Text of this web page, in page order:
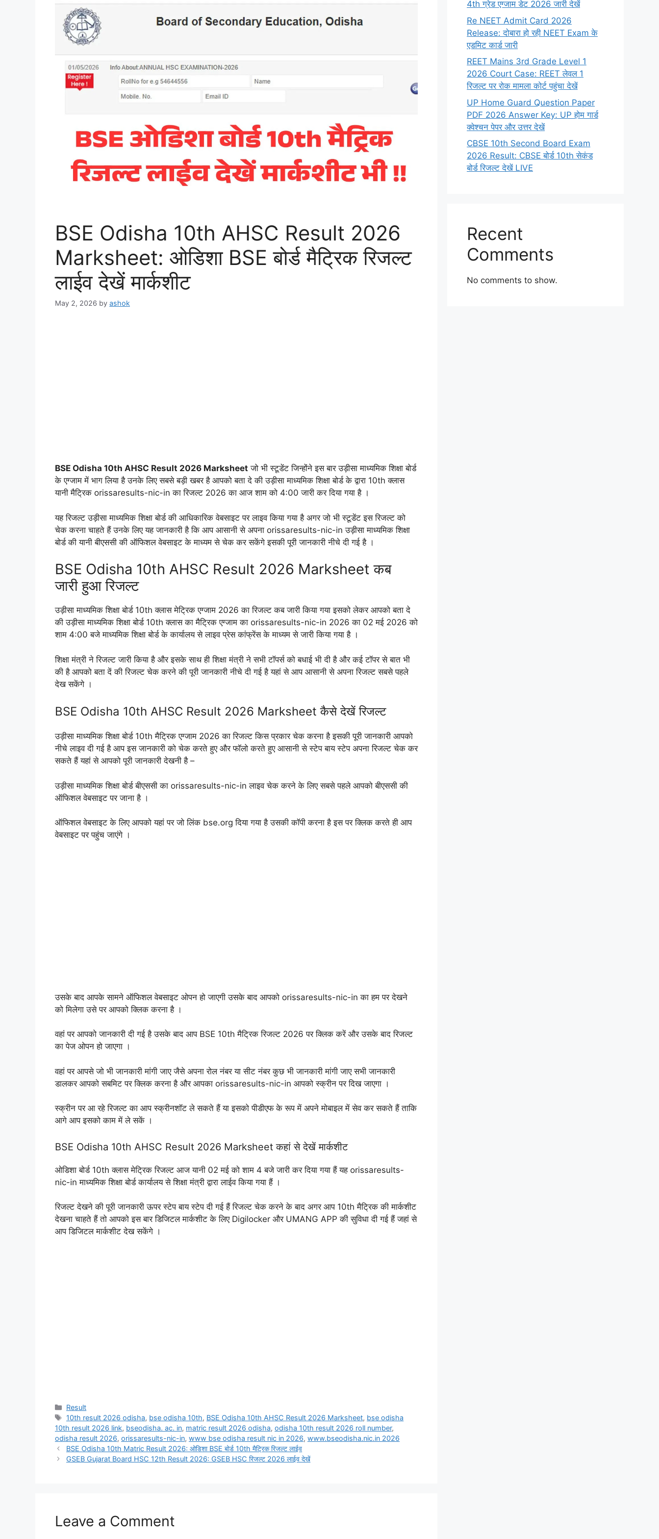
BSE Odisha 10th AHSC Result 2026
Marksheet: ओडिशा BSE बोर्ड मैट्रिक रिजल्ट
लाईव देखें मार्कशीट
May 2, 2026 by ashok
BSE Odisha 10th AHSC Result 2026 Marksheet जो भी स्टूडेंट जिन्होंने इस बार उड़ीसा माध्यमिक शिक्षा बोर्ड
के एग्जाम में भाग लिया है उनके लिए सबसे बड़ी खबर है आपको बता दे की उड़ीसा माध्यमिक शिक्षा बोर्ड के द्वारा 10th क्लास
यानी मैट्रिक orissaresults-nic-in का रिजल्ट 2026 का आज शाम को 4:00 जारी कर दिया गया है ।
यह रिजल्ट उड़ीसा माध्यमिक शिक्षा बोर्ड की आधिकारिक वेबसाइट पर लाइव किया गया है अगर जो भी स्टूडेंट इस रिजल्ट को
चेक करना चाहते हैं उनके लिए यह जानकारी है कि आप आसानी से अपना orissaresults-nic-in उड़ीसा माध्यमिक शिक्षा
बोर्ड की यानी बीएससी की ऑफिशल वेबसाइट के माध्यम से चेक कर सकेंगे इसकी पूरी जानकारी नीचे दी गई है ।
BSE Odisha 10th AHSC Result 2026 Marksheet कब
जारी हुआ रिजल्ट
उड़ीसा माध्यमिक शिक्षा बोर्ड 10th क्लास मेट्रिक एग्जाम 2026 का रिजल्ट कब जारी किया गया इसको लेकर आपको बता दे
की उड़ीसा माध्यमिक शिक्षा बोर्ड 10th क्लास का मैट्रिक एग्जाम का orissaresults-nic-in 2026 का 02 मई 2026 को
शाम 4:00 बजे माध्यमिक शिक्षा बोर्ड के कार्यालय से लाइव प्रेस कांफ्रेंस के माध्यम से जारी किया गया है ।
शिक्षा मंत्री ने रिजल्ट जारी किया है और इसके साथ ही शिक्षा मंत्री ने सभी टॉपर्स को बधाई भी दी है और कई टॉपर से बात भी
की है आपको बता दें की रिजल्ट चेक करने की पूरी जानकारी नीचे दी गई है यहां से आप आसानी से अपना रिजल्ट सबसे पहले
देख सकेंगे ।
BSE Odisha 10th AHSC Result 2026 Marksheet कैसे देखें रिजल्ट
उड़ीसा माध्यमिक शिक्षा बोर्ड 10th मैट्रिक एग्जाम 2026 का रिजल्ट किस प्रकार चेक करना है इसकी पूरी जानकारी आपको
नीचे लाइव दी गई है आप इस जानकारी को चेक करते हुए और फॉलो करते हुए आसानी से स्टेप बाय स्टेप अपना रिजल्ट चेक कर
सकते हैं यहां से आपको पूरी जानकारी देखनी है –
उड़ीसा माध्यमिक शिक्षा बोर्ड बीएससी का orissaresults-nic-in लाइव चेक करने के लिए सबसे पहले आपको बीएससी की
ऑफिशल वेबसाइट पर जाना है ।
ऑफिशल वेबसाइट के लिए आपको यहां पर जो लिंक bse.org दिया गया है उसकी कॉपी करना है इस पर क्लिक करते ही आप
वेबसाइट पर पहुंच जाएंगे ।
उसके बाद आपके सामने ऑफिशल वेबसाइट ओपन हो जाएगी उसके बाद आपको orissaresults-nic-in का हम पर देखने
को मिलेगा उसे पर आपको क्लिक करना है ।
वहां पर आपको जानकारी दी गई है उसके बाद आप BSE 10th मैट्रिक रिजल्ट 2026 पर क्लिक करें और उसके बाद रिजल्ट
का पेज ओपन हो जाएगा ।
वहां पर आपसे जो भी जानकारी मांगी जाए जैसे अपना रोल नंबर या सीट नंबर कुछ भी जानकारी मांगी जाए सभी जानकारी
डालकर आपको सबमिट पर क्लिक करना है और आपका orissaresults-nic-in आपको स्क्रीन पर दिख जाएगा ।
स्क्रीन पर आ रहे रिजल्ट का आप स्क्रीनशॉट ले सकते हैं या इसको पीडीएफ के रूप में अपने मोबाइल में सेव कर सकते हैं ताकि
आगे आप इसको काम में ले सकें ।
BSE Odisha 10th AHSC Result 2026 Marksheet कहां से देखें मार्कशीट
ओडिशा बोर्ड 10th क्लास मेट्रिक रिजल्ट आज यानी 02 मई को शाम 4 बजे जारी कर दिया गया हैं यह orissaresults-
nic-in माध्यमिक शिक्षा बोर्ड कार्यालय से शिक्षा मंत्री द्वारा लाईव किया गया हैं ।
रिजल्ट देखने की पूरी जानकारी ऊपर स्टेप बाय स्टेप दी गई हैं रिजल्ट चेक करने के बाद अगर आप 10th मैट्रिक की मार्कशीट
देखना चाहते हैं तो आपको इस बार डिजिटल मार्कशीट के लिए Digilocker और UMANG APP की सुविधा दी गई हैं जहां से
आप डिजिटल मार्कशीट देख सकेंगे ।
Categories
Result
Tags
10th result 2026 odisha, bse odisha 10th, BSE Odisha 10th AHSC Result 2026 Marksheet, bse odisha
10th result 2026 link, bseodisha. ac. in, matric result 2026 odisha, odisha 10th result 2026 roll number,
odisha result 2026, orissaresults-nic-in, www bse odisha result nic in 2026, www.bseodisha.nic.in 2026
BSE Odisha 10th Matric Result 2026: ओडिशा BSE बोर्ड 10th मैट्रिक रिजल्ट लाईव
GSEB Gujarat Board HSC 12th Result 2026: GSEB HSC रिजल्ट 2026 लाईव देखें
Leave a Comment
4th ग्रेड एग्जाम डेट 2026 जारी देखें
Re NEET Admit Card 2026
Release: दोबारा हो रही NEET Exam के
एडमिट कार्ड जारी
REET Mains 3rd Grade Level 1
2026 Court Case: REET लेवल 1
रिजल्ट पर रोक मामला कोर्ट पहुंचा देखें
UP Home Guard Question Paper
PDF 2026 Answer Key: UP होम गार्ड
क्वेश्चन पेपर और उत्तर देखें
CBSE 10th Second Board Exam
2026 Result: CBSE बोर्ड 10th सेकंड
बोर्ड रिजल्ट देखें LIVE
Recent
Comments
No comments to show.